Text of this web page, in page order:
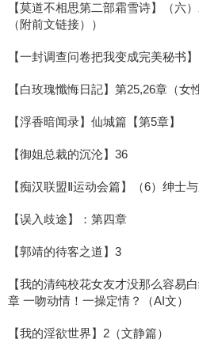
【莫道不相思第二部霜雪诗】（六
（附前文链接））
【一封调查问卷把我变成完美秘书】
【白玫瑰懺悔日記】第25,26章（女
【浮香暗闻录】仙城篇【第5章】
【御姐总裁的沉沦】36
【痴汉联盟Ⅱ运动会篇】（6）绅士
【误入歧途】：第四章
【郭靖的待客之道】3
【我的清纯校花女友才没那么容易
章 一吻动情！一操定情？（AI文）
【我的淫欲世界】2（文静篇）